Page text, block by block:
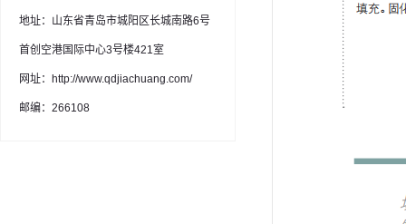
地址：山东省青岛市城阳区长城南路6号
首创空港国际中心3号楼421室
网址：http://www.qdjiachuang.com/
邮编：266108